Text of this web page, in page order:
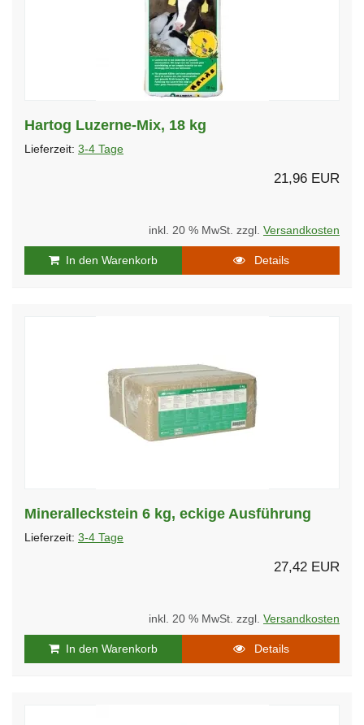
Hartog Luzerne-Mix, 18 kg
Lieferzeit: 3-4 Tage
21,96 EUR
inkl. 20 % MwSt. zzgl. Versandkosten
In den Warenkorb Details
Mineralleckstein 6 kg, eckige Ausführung
Lieferzeit: 3-4 Tage
27,42 EUR
inkl. 20 % MwSt. zzgl. Versandkosten
In den Warenkorb Details